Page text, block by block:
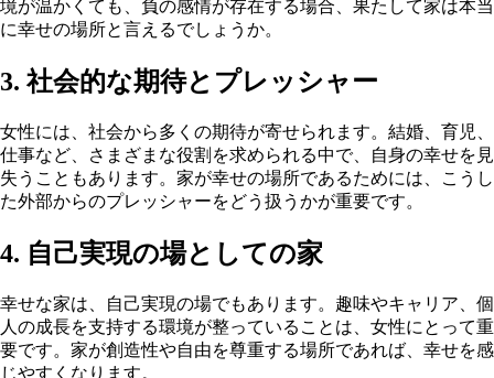
境が温かくても、負の感情が存在する場合、果たして家は本当
に幸せの場所と言えるでしょうか。
3. 社会的な期待とプレッシャー
女性には、社会から多くの期待が寄せられます。結婚、育児、
仕事など、さまざまな役割を求められる中で、自身の幸せを見
失うこともあります。家が幸せの場所であるためには、こうし
た外部からのプレッシャーをどう扱うかが重要です。
4. 自己実現の場としての家
幸せな家は、自己実現の場でもあります。趣味やキャリア、個
人の成長を支持する環境が整っていることは、女性にとって重
要です。家が創造性や自由を尊重する場所であれば、幸せを感
じやすくなります。